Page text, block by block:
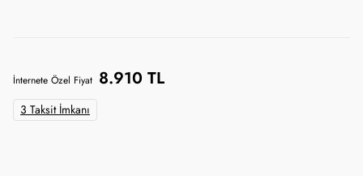
İnternete Özel Fiyat 8.910 TL
3 Taksit İmkanı